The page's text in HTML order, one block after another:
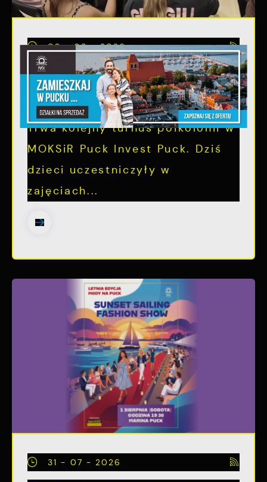
03 - 08 - 2026
Trwają półkolonie "Rejs po
przygodę"
Trwa kolejny turnus półkolonii w
MOKSiR Puck Invest Puck. Dziś
dzieci uczestniczyły w
zajęciach...
31 - 07 - 2026